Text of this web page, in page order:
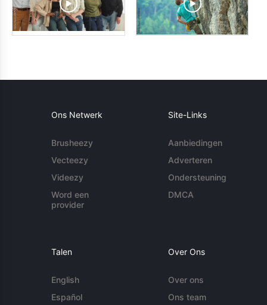
Ons Netwerk
Brusheezy
Vecteezy
Videezy
Word een
provider
Site-Links
Aanbiedingen
Adverteren
Ondersteuning
DMCA
Talen
English
Español
Over Ons
Over ons
Ons team